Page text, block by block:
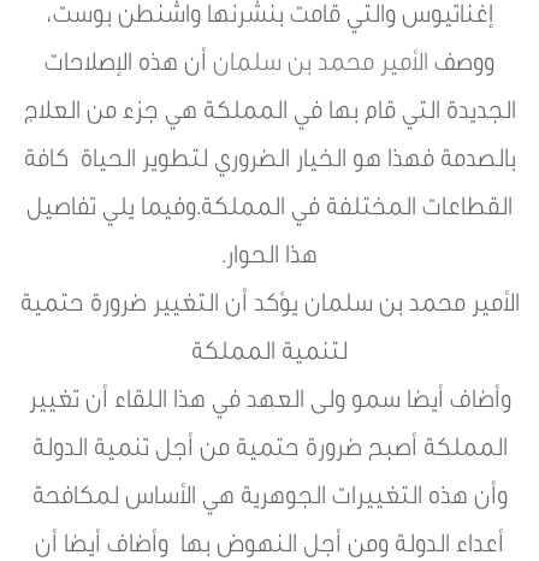
إغناتيوس والتي قامت بنشرنها واشنطن بوست،
ووصف الأمير محمد بن سلمان أن هذه الإصلاحات
الجديدة التي قام بها في المملكة هي جزء من العلاج
بالصدمة فهذا هو الخيار الضروري لتطوير الحياة كافة
القطاعات المختلفة في المملكة.وفيما يلي تفاصيل
هذا الحوار.
الأمير محمد بن سلمان يؤكد أن التغيير ضرورة حتمية
لتنمية المملكة
وأضاف أيضا سمو ولى العهد في هذا اللقاء أن تغيير
المملكة أصبح ضرورة حتمية من أجل تنمية الدولة
وأن هذه التغييرات الجوهرية هي الأساس لمكافحة
أعداء الدولة ومن أجل النهوض بها وأضاف أيضا أن